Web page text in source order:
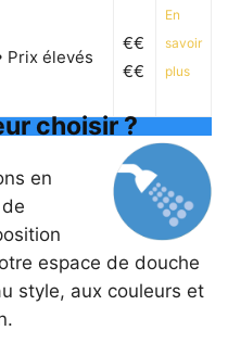
Prix élevés
€€
€€
En
savoir
plus
choisir ?
en
espace de douche
style, aux couleurs et